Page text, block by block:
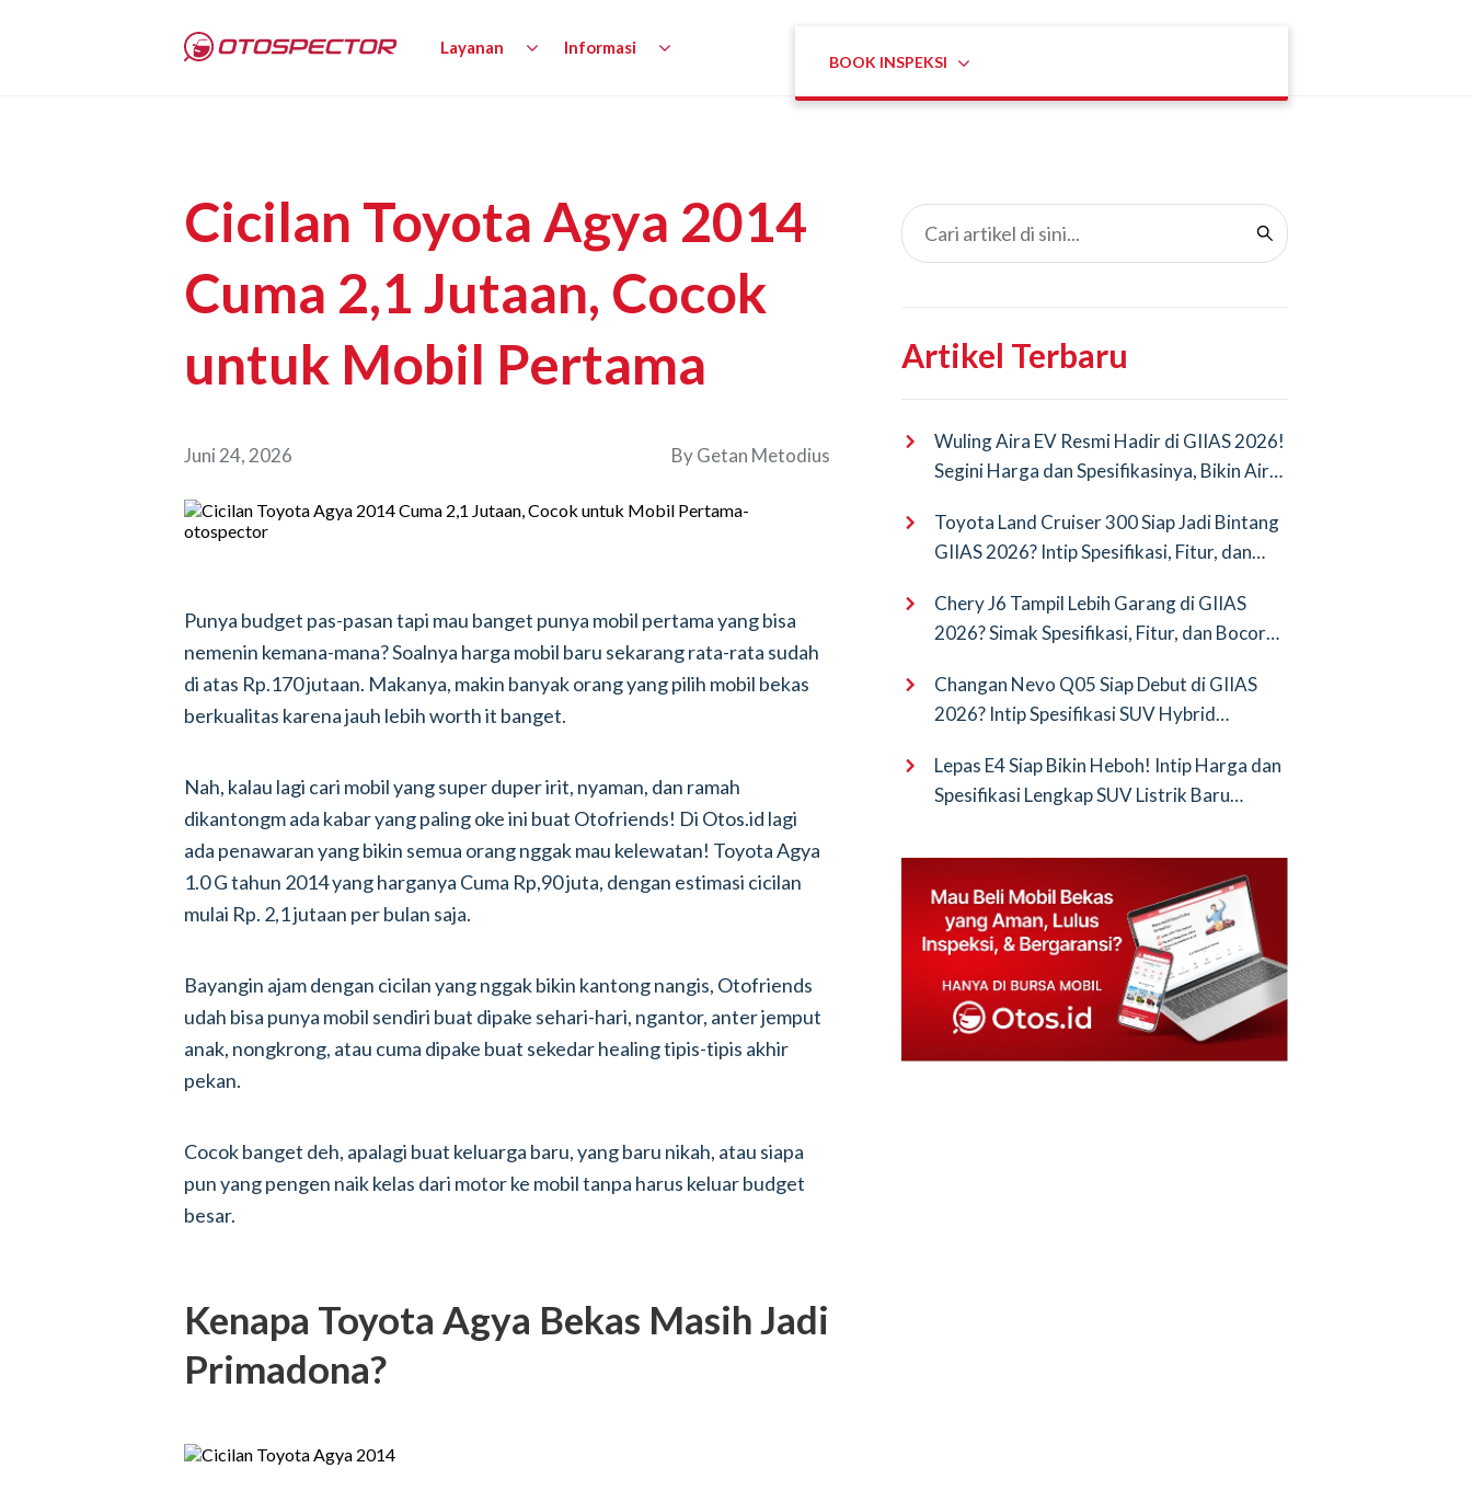
Layanan Informasi
Cicilan Toyota Agya 2014
Cuma 2,1 Jutaan, Cocok
untuk Mobil Pertama
Juni 24, 2026 ByGetan Metodius
Punya budget pas-pasan tapi mau banget punya mobil pertama yang bisa
nemenin kemana-mana? Soalnya harga mobil baru sekarang rata-rata sudah
di atas Rp.170 jutaan. Makanya, makin banyak orang yang pilih mobil bekas
berkualitas karena jauh lebih worth it banget.
Nah, kalau lagi cari mobil yang super duper irit, nyaman, dan ramah
dikantongm ada kabar yang paling oke ini buat Otofriends! Di Otos.id lagi
ada penawaran yang bikin semua orang nggak mau kelewatan! Toyota Agya
1.0 G tahun 2014 yang harganya Cuma Rp,90 juta, dengan estimasi cicilan
mulai Rp. 2,1 jutaan per bulan saja.
Bayangin ajam dengan cicilan yang nggak bikin kantong nangis, Otofriends
udah bisa punya mobil sendiri buat dipake sehari-hari, ngantor, anter jemput
anak, nongkrong, atau cuma dipake buat sekedar healing tipis-tipis akhir
pekan.
Cocok banget deh, apalagi buat keluarga baru, yang baru nikah, atau siapa
pun yang pengen naik kelas dari motor ke mobil tanpa harus keluar budget
besar.
Kenapa Toyota Agya Bekas Masih Jadi
Primadona?
Artikel Terbaru
Wuling Aira EV Resmi Hadir di GIIAS 2026!
Segini Harga dan Spesifikasinya, Bikin Air
Toyota Land Cruiser 300 Siap Jadi Bintang
GIIAS 2026? Intip Spesifikasi, Fitur, dan
Chery J6 Tampil Lebih Garang di GIIAS
2026? Simak Spesifikasi, Fitur, dan Bocoran
Changan Nevo Q05 Siap Debut di GIIAS
2026? Intip Spesifikasi SUV Hybrid
Lepas E4 Siap Bikin Heboh! Intip Harga dan
Spesifikasi Lengkap SUV Listrik Baru
BOOK INSPEKSI